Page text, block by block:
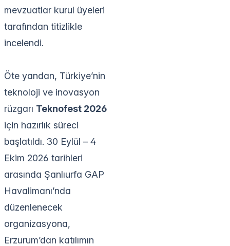
mevzuatlar kurul üyeleri
tarafından titizlikle
incelendi.
Öte yandan, Türkiye’nin
teknoloji ve inovasyon
rüzgarı Teknofest 2026
için hazırlık süreci
başlatıldı. 30 Eylül – 4
Ekim 2026 tarihleri
arasında Şanlıurfa GAP
Havalimanı’nda
düzenlenecek
organizasyona,
Erzurum’dan katılımın